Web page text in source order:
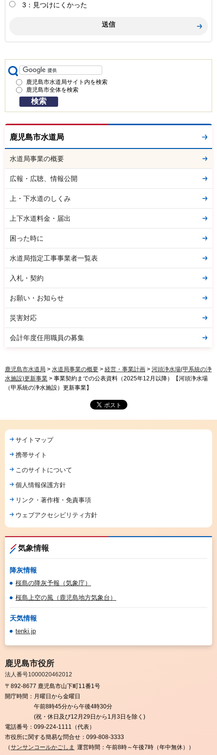
3：見つけにくかった
鹿児島市水道局サイト内を検索
鹿児島市全体を検索
鹿児島市水道局
水道局事業の概要
広報・広聴、情報公開
上・下水道のしくみ
上下水道料金・届出
困った時に
水道局指定工事事業者一覧表
入札・契約
お願い・お知らせ
災害対応
会計年度任用職員の募集
鹿児島市水道局 > 水道局事業の概要 > 経営・事業計画 > 河頭浄水場(甲系統の浄
水施設)更新事業 > 事業契約までの公表資料（2025年12月以降）【河頭浄水場
（甲系統の浄水施設）更新事業】
サイトマップ
携帯サイト
このサイトについて
個人情報保護方針
リンク・著作権・免責事項
ウェブアクセシビリティ方針
気象情報
降灰情報
桜島の降灰予報（気象庁）
桜島上空の風（鹿児島地方気象台）
天気情報
tenki.jp
鹿児島市役所
法人番号1000020462012
〒892-8677 鹿児島市山下町11番1号
開庁時間： 月曜日から金曜日
午前8時45分から午後4時30分
(祝・休日及び12月29日から1月3日を除く)
電話番号： 099-224-1111（代表）
市役所に関する簡易な問合せ： 099-808-3333
（サンサンコールかごしま 運営時間：午前8時～午後7時（年中無休））